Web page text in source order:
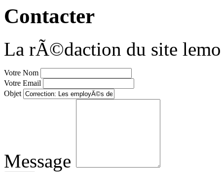
Contacter
La rÃ©daction du site
Votre Nom
Votre Email
Objet
Message